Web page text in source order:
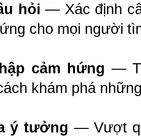
hỏi— Xác định
cho mọi người
cảm hứng —
khám phá
ý tưởng — Vượt